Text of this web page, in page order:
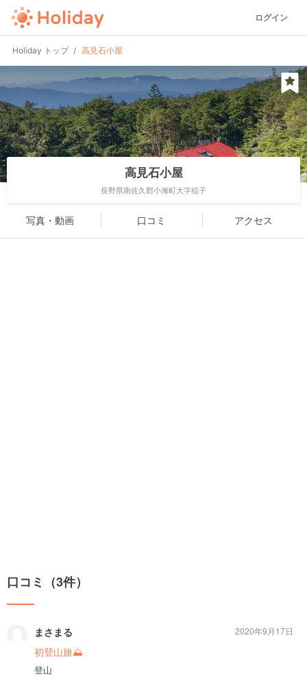
ログイン
Holiday トップ 高見石小屋
高見石小屋
長野県南佐久郡小海町大字稲子
写真・動画 口コミ アクセス
口コミ（3件）
まさまる
初登山旅⛰
登山
2020年9月17日